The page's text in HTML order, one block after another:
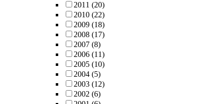
2011 (20)
2010 (22)
2009 (18)
2008 (17)
2007 (8)
2006 (11)
2005 (10)
2004 (5)
2003 (12)
2002 (6)